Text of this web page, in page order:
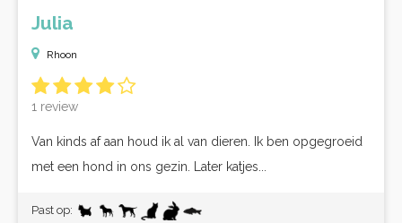
Julia
Rhoon
1 review
Van kinds af aan houd ik al van dieren. Ik ben opgegroeid
met een hond in ons gezin. Later katjes...
Past op: